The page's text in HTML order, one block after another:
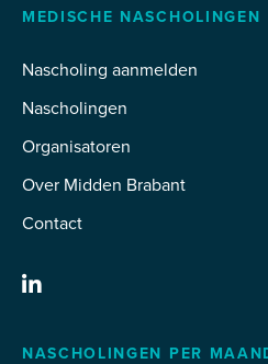
MEDISCHE NASCHOLINGEN
Nascholing aanmelden
Nascholingen
Organisatoren
Over Midden Brabant
Contact
NASCHOLINGEN PER